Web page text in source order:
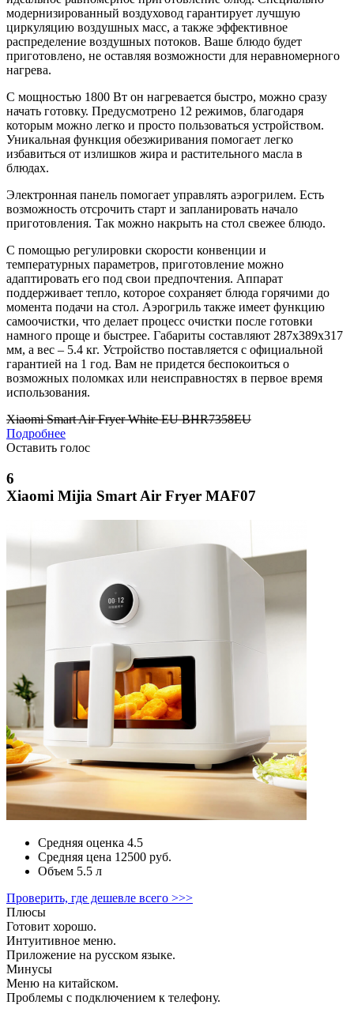
модернизированный воздуховод гарантирует лучшую
циркуляцию воздушных масс, а также эффективное
распределение воздушных потоков. Ваше блюдо будет
приготовлено, не оставляя возможности для неравномерного
нагрева.
С мощностью 1800 Вт он нагревается быстро, можно сразу
начать готовку. Предусмотрено 12 режимов, благодаря
которым можно легко и просто пользоваться устройством.
Уникальная функция обезжиривания помогает легко
избавиться от излишков жира и растительного масла в
блюдах.
Электронная панель помогает управлять аэрогрилем. Есть
возможность отсрочить старт и запланировать начало
приготовления. Так можно накрыть на стол свежее блюдо.
С помощью регулировки скорости конвенции и
температурных параметров, приготовление можно
адаптировать его под свои предпочтения. Аппарат
поддерживает тепло, которое сохраняет блюда горячими до
момента подачи на стол. Аэрогриль также имеет функцию
самоочистки, что делает процесс очистки после готовки
намного проще и быстрее. Габариты составляют 287x389x317
мм, а вес – 5.4 кг. Устройство поставляется с официальной
гарантией на 1 год. Вам не придется беспокоиться о
возможных поломках или неисправностях в первое время
использования.
Xiaomi Smart Air Fryer White EU BHR7358EU
Подробнее
Оставить голос
6
Xiaomi Mijia Smart Air Fryer MAF07
Средняя оценка 4.5
Средняя цена 12500 руб.
Объем 5.5 л
Проверить, где дешевле всего >>>
Плюсы
Готовит хорошо.
Интуитивное меню.
Приложение на русском языке.
Минусы
Меню на китайском.
Проблемы с подключением к телефону.